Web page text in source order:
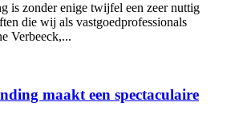
is zonder enige twijfel een zeer nuttig
die wij als vastgoedprofessionals
Verbeeck,...
maakt een spectaculaire